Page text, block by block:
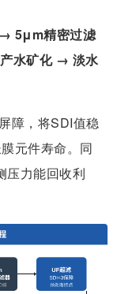
5μm精密过滤
水矿化 → 淡水
障，将SDI值稳
元件寿命。同
压力能回收利